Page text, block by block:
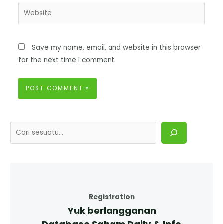
Save my name, email, and website in this browser
for the next time I comment.
Registration
Yuk berlangganan